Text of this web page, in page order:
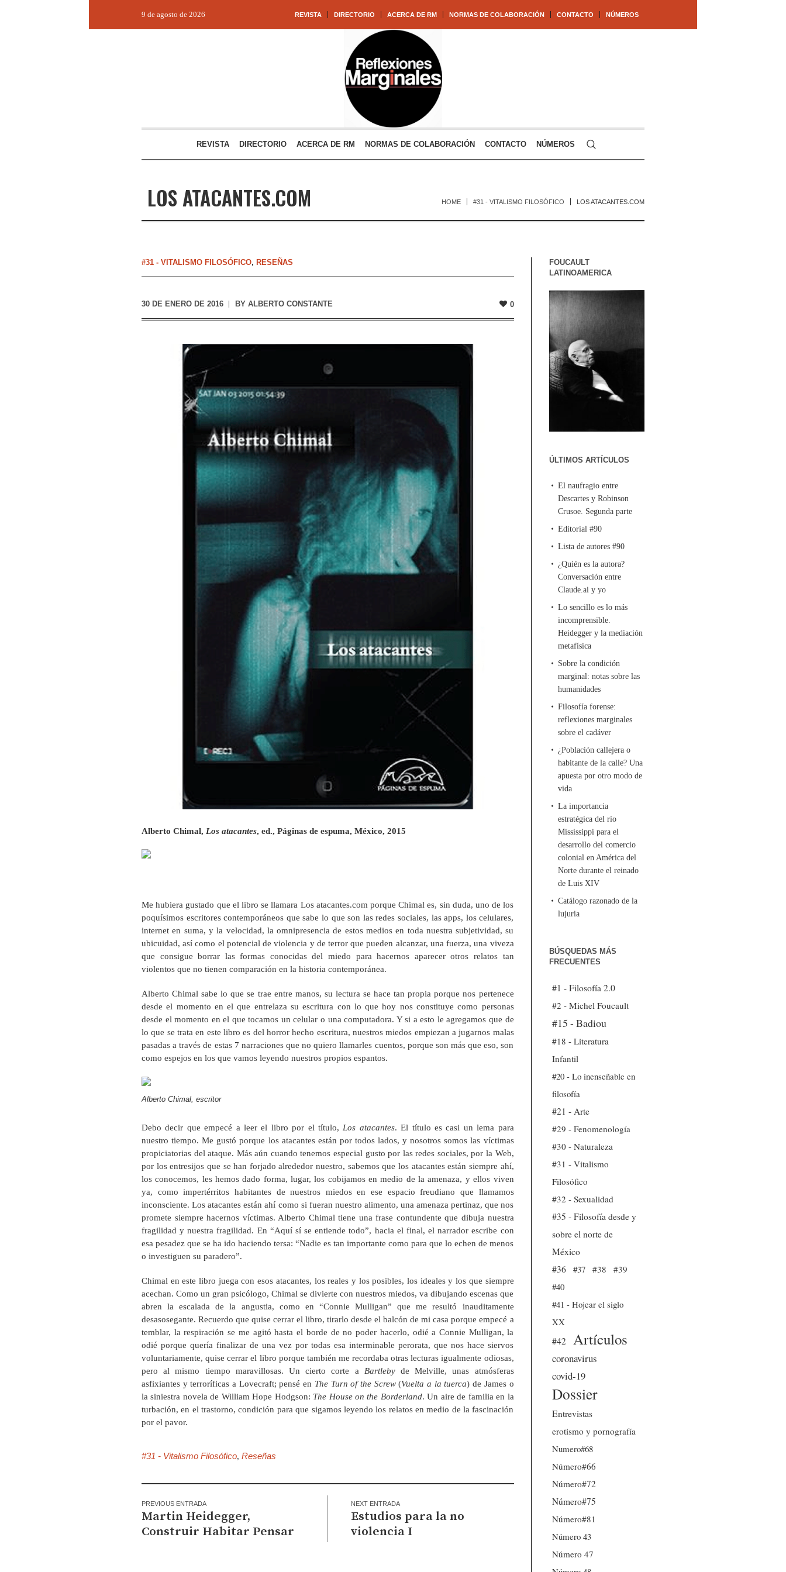
REVISTA DIRECTORIO ACERCA DE RM NORMAS DE COLABORACIÓN CONTACTO NÚMEROS
9 de agosto de 2026
REVISTA DIRECTORIO ACERCA DE RM NORMAS DE COLABORACIÓN CONTACTO NÚMEROS
LOS ATACANTES.COM HOME #31 - VITALISMO FILOSÓFICO LOS ATACANTES.COM
#31 - VITALISMO FILOSÓFICO, RESEÑAS
30 DE ENERO DE 2016 BY ALBERTO CONSTANTE 0
Alberto Chimal, Los atacantes, ed., Páginas de espuma, México, 2015
Me hubiera gustado que el libro se llamara Los atacantes.com porque Chimal es, sin duda, uno de los
poquísimos escritores contemporáneos que sabe lo que son las redes sociales, las apps, los celulares,
internet en suma, y la velocidad, la omnipresencia de estos medios en toda nuestra subjetividad, su
ubicuidad, así como el potencial de violencia y de terror que pueden alcanzar, una fuerza, una viveza
que consigue borrar las formas conocidas del miedo para hacernos aparecer otros relatos tan
violentos que no tienen comparación en la historia contemporánea.
Alberto Chimal sabe lo que se trae entre manos, su lectura se hace tan propia porque nos pertenece
desde el momento en el que entrelaza su escritura con lo que hoy nos constituye como personas
desde el momento en el que tocamos un celular o una computadora. Y si a esto le agregamos que de
lo que se trata en este libro es del horror hecho escritura, nuestros miedos empiezan a jugarnos malas
pasadas a través de estas 7 narraciones que no quiero llamarles cuentos, porque son más que eso, son
como espejos en los que vamos leyendo nuestros propios espantos.
Alberto Chimal, escritor
Debo decir que empecé a leer el libro por el título,Los atacantes. El título es casi un lema para
nuestro tiempo. Me gustó porque los atacantes están por todos lados, y nosotros somos las víctimas
propiciatorias del ataque. Más aún cuando tenemos especial gusto por las redes sociales, por la Web,
por los entresijos que se han forjado alrededor nuestro, sabemos que los atacantes están siempre ahí,
los conocemos, les hemos dado forma, lugar, los cobijamos en medio de la amenaza, y ellos viven
ya, como impertérritos habitantes de nuestros miedos en ese espacio freudiano que llamamos
inconsciente. Los atacantes están ahí como si fueran nuestro alimento, una amenaza pertinaz, que nos
promete siempre hacernos víctimas. Alberto Chimal tiene una frase contundente que dibuja nuestra
fragilidad y nuestra fragilidad. En “Aquí sí se entiende todo”, hacia el final, el narrador escribe con
esa pesadez que se ha ido haciendo tersa: “Nadie es tan importante como para que lo echen de menos
o investiguen su paradero”.
Chimal en este libro juega con esos atacantes, los reales y los posibles, los ideales y los que siempre
acechan. Como un gran psicólogo, Chimal se divierte con nuestros miedos, va dibujando escenas que
abren la escalada de la angustia, como en “Connie Mulligan” que me resultó inauditamente
desasosegante. Recuerdo que quise cerrar el libro, tirarlo desde el balcón de mi casa porque empecé a
temblar, la respiración se me agitó hasta el borde de no poder hacerlo, odié a Connie Mulligan, la
odié porque quería finalizar de una vez por todas esa interminable perorata, que nos hace siervos
voluntariamente, quise cerrar el libro porque también me recordaba otras lecturas igualmente odiosas,
pero al mismo tiempo maravillosas. Un cierto corte a Bartlebyde Melville, unas atmósferas
asfixiantes y terroríficas a Lovecraft; pensé en The Turn of the Screw(Vuelta a la tuerca) de James o
la siniestra novela de William Hope Hodgson: The House on the Borderland. Un aire de familia en la
turbación, en el trastorno, condición para que sigamos leyendo los relatos en medio de la fascinación
por el pavor.
#31 - Vitalismo Filosófico, Reseñas
PREVIOUS ENTRADA
Martin Heidegger,
Construir Habitar Pensar
NEXT ENTRADA
Estudios para la no
violencia I
FOUCAULT
LATINOAMERICA
ÚLTIMOS ARTÍCULOS
El naufragio entre
Descartes y Robinson
Crusoe. Segunda parte
Editorial #90
Lista de autores #90
¿Quién es la autora?
Conversación entre
Claude.ai y yo
Lo sencillo es lo más
incomprensible.
Heidegger y la mediación
metafísica
Sobre la condición
marginal: notas sobre las
humanidades
Filosofía forense:
reflexiones marginales
sobre el cadáver
¿Población callejera o
habitante de la calle? Una
apuesta por otro modo de
vida
La importancia
estratégica del río
Mississippi para el
desarrollo del comercio
colonial en América del
Norte durante el reinado
de Luis XIV
Catálogo razonado de la
lujuria
BÚSQUEDAS MÁS
FRECUENTES
#1 - Filosofía 2.0
#2 - Michel Foucault
#15 - Badiou
#18 - Literatura
Infantil
#20 - Lo inenseñable en
filosofía
#21 - Arte
#29 - Fenomenología
#30 - Naturaleza
#31 - Vitalismo
Filosófico
#32 - Sexualidad
#35 - Filosofía desde y
sobre el norte de
México
#36
#37 #38
#39
#40
#41 - Hojear el siglo
XX
#42
Artículos
coronavirus
covid-19
Dossier
Entrevistas
erotismo y pornografía
Numero#68
Número#66
Número#72
Número#75
Número#81
Número 43
Número 47